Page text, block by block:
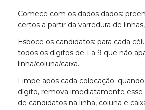
Comece com os dados dados:
certos a partir da varredura de
Esboce os candidatos: para cada
todos os dígitos de 1 a 9 que não
linha/coluna/caixa.
Limpe após cada colocação:
dígito, remova imediatamente esse
de candidatos na linha, coluna e